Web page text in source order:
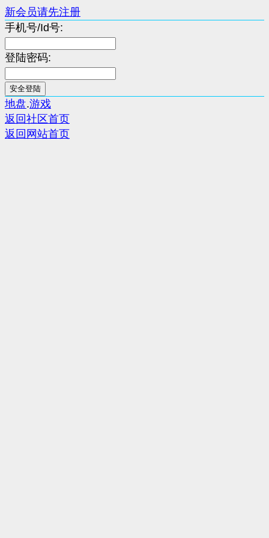
新会员请先注册
手机号/Id号:
登陆密码:
地盘.游戏
返回社区首页
返回网站首页